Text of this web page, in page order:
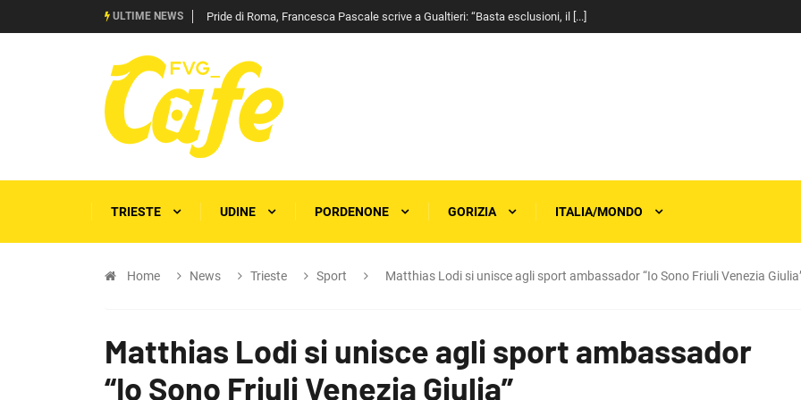
ULTIME NEWS Pride di Roma, Francesca Pascale scrive a Gualtieri: “Basta esclusioni, il [...]
TRIESTE UDINE PORDENONE GORIZIA ITALIA/MONDO
Home News Trieste Sport Matthias Lodi si unisce agli sport ambassador “Io Sono Friuli Venezia
Matthias Lodi si unisce agli sport ambassador
“Io Sono Friuli Venezia Giulia”